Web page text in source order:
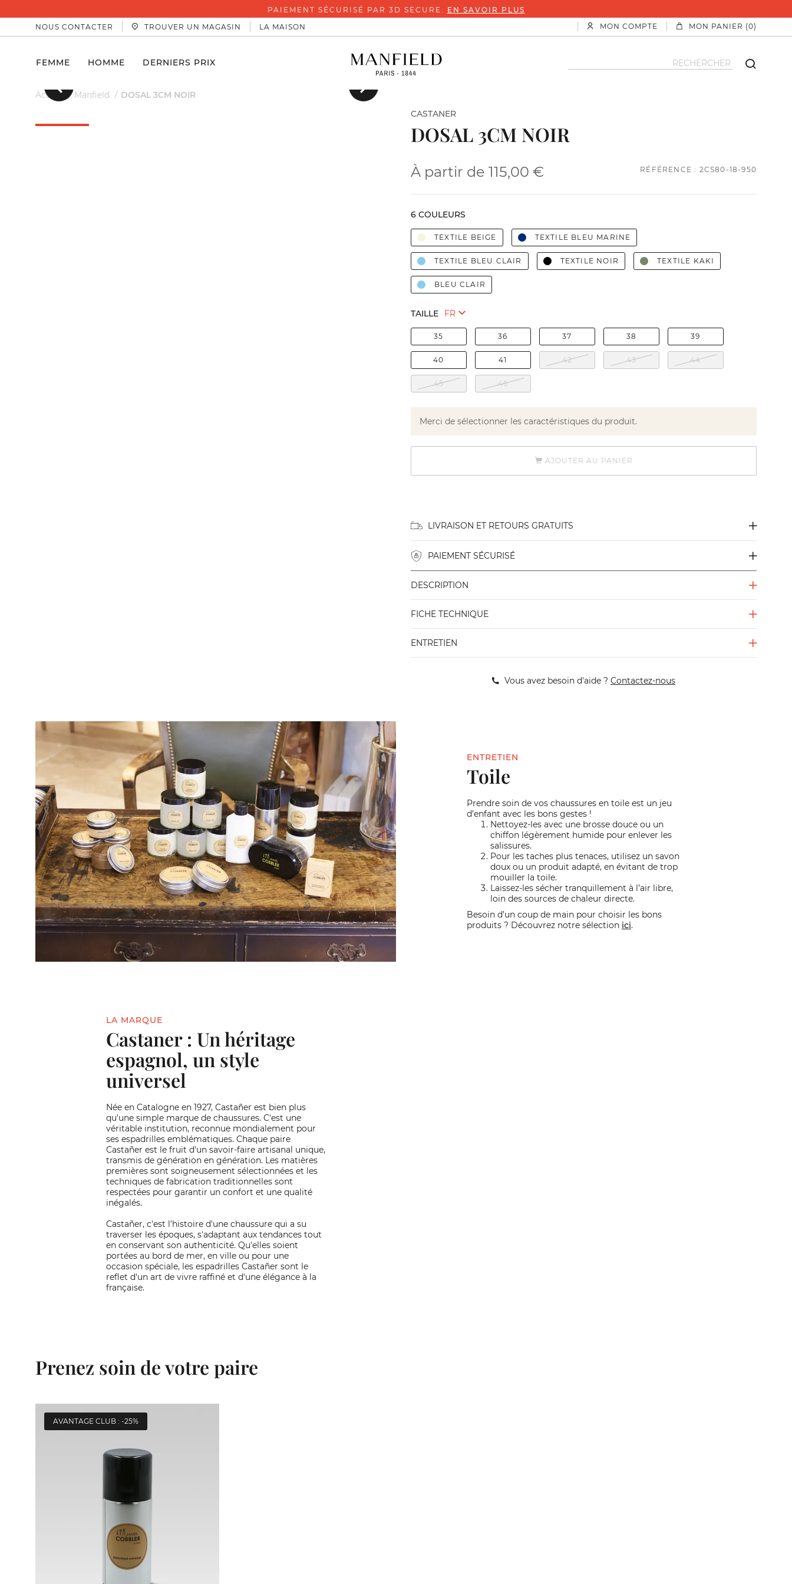
PAYEZ EN 4X SANS FRAIS AVEC NOTRE PARTENAIRE PAYPAL
NOUS CONTACTER
TROUVER UN MAGASIN LA MAISON MON COMPTE MON PANIER (0)
FEMME HOMME DERNIERS PRIX
Accueil Manfield DOSAL 3CM NOIR
Précedent Suivant
CASTANER
DOSAL 3CM NOIR
À partir de 115,00 € RÉFÉRENCE : 2CS80-18-950
6 COULEURS
TEXTILE BEIGE TEXTILE BLEU MARINE
TEXTILE BLEU CLAIR TEXTILE NOIR TEXTILE KAKI
BLEU CLAIR
TAILLE
35 36 37 38 39
40 41 42 43 44
45 46
Merci de sélectionner les caractéristiques du produit.
AJOUTER AU PANIER
LIVRAISON ET RETOURS GRATUITS
PAIEMENT SÉCURISÉ
DESCRIPTION
FICHE TECHNIQUE
ENTRETIEN
Vous avez besoin d'aide ? Contactez-nous
ENTRETIEN
Toile
Prendre soin de vos chaussures en toile est un jeu
d’enfant avec les bons gestes !
Nettoyez-les avec une brosse douce ou un
chiffon légèrement humide pour enlever les
salissures.
Pour les taches plus tenaces, utilisez un savon
doux ou un produit adapté, en évitant de trop
mouiller la toile.
Laissez-les sécher tranquillement à l’air libre,
loin des sources de chaleur directe.
Besoin d’un coup de main pour choisir les bons
produits ? Découvrez notre sélection ici.
LA MARQUE
Castaner : Un héritage
espagnol, un style
universel
Née en Catalogne en 1927, Castañer est bien plus
qu'une simple marque de chaussures. C'est une
véritable institution, reconnue mondialement pour
ses espadrilles emblématiques. Chaque paire
Castañer est le fruit d'un savoir-faire artisanal unique,
transmis de génération en génération. Les matières
premières sont soigneusement sélectionnées et les
techniques de fabrication traditionnelles sont
respectées pour garantir un confort et une qualité
inégalés.
Castañer, c'est l'histoire d'une chaussure qui a su
traverser les époques, s'adaptant aux tendances tout
en conservant son authenticité. Qu'elles soient
portées au bord de mer, en ville ou pour une
occasion spéciale, les espadrilles Castañer sont le
reflet d'un art de vivre raffiné et d'une élégance à la
française.
Prenez soin de votre paire
AVANTAGE CLUB : -25%